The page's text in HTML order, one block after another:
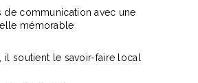
de communication avec une
mémorable
il soutient le savoir-faire local